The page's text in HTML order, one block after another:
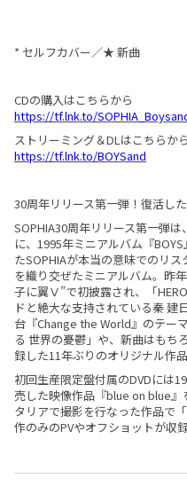
* セルフカバー／★ 新曲
CDの購入はこちらから
https://tf.lnk.to/
ストリーミング＆DLはこちらから
https://tf.lnk.to/BOYSand
30周年リリース第一弾！復活し
SOPHIA30周年リリース第一弾
に、1995年ミニアルバム『
たSOPHIAが本当の意味でのリ
を織り交ぜたミニアルバム。昨
子に翼Ⅴ”で初披露され、「
ドと絶大な支持されている秦 建
台『Change the World』のテー
る 世界の憂鬱」や、新曲はもち
録した11年ぶりのオリジナル作品
初回生産限定盤付属のDVDには
売した映像作品『blue on blue
タリアで撮影を行なった作品で
作のみのPVやオフショットが収